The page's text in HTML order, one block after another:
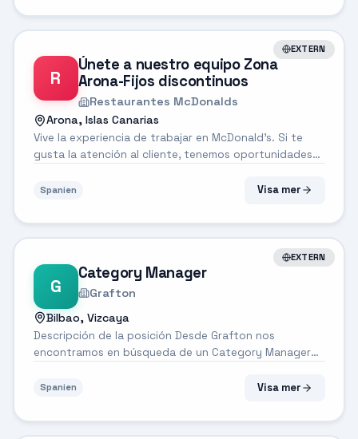
EXTERN
R
Únete a nuestro equipo Zona
Arona-Fijos discontinuos
Restaurantes McDonalds
Arona, Islas Canarias
Vive la experiencia de trabajar en McDonald's. Si te
gusta la atención al cliente, tenemos oportunidades
profesional. ¿Qué buscamos? Nuestra pasión son
Spanien Visa mer
EXTERN
G
Category Manager
Grafton
Bilbao, Vizcaya
Descripción de la posición Desde Grafton nos
encontramos en búsqueda de un Category Manager
compañía líder en el sector automoción a nivel
Spanien Visa mer